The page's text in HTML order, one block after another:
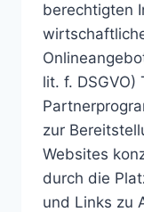
berechtigten
lit. f. DSGVO)
zur
Websites
durch die
und Links zu